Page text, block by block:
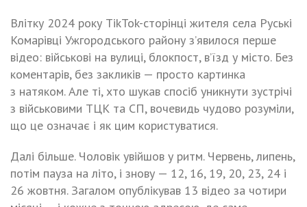
Влітку 2024 року TikTok-сторінці жителя села Руські
Комарівці Ужгородського району з’явилося перше
відео: військові на вулиці, блокпост, в’їзд у місто. Без
коментарів, без закликів — просто картинка
з натяком. Але ті, хто шукав спосіб уникнути зустрічі
з військовими ТЦК та СП, вочевидь чудово розуміли,
що це означає і як цим користуватися.
Далі більше. Чоловік увійшов у ритм. Червень, липень,
потім пауза на літо, і знову — 12, 16, 19, 20, 23, 24 і
26 жовтня. Загалом опублікував 13 відео за чотири